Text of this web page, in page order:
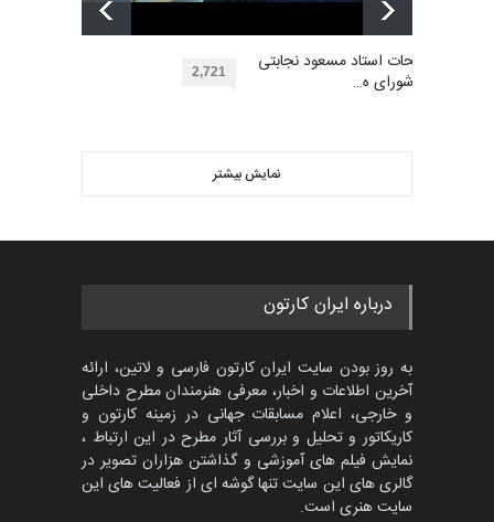
نهمین مسابقۀ بین‌المللی کارتون
آفریقا، مراکش…
مهلت
کتابخانۀ ممتا…
مسابقه بین‌المللی کارتون آیدین
دوغان، ترکیه،…
مسابقۀ بین‌المللی کارتون و
کاریکاتور «البغلی…
مهلت 3 ماه دیگر
گالری آثار منتخب کارتون های
گرگلی باکاس…
گالری حدود یک ماه قبل
توضیحات استاد مسعود نجابتی
عضو شورای ه… 2,721
نمایش بیشتر
درباره ایران کارتون
به روز بودن سایت ایران کارتون فارسی و لاتین، ارائه
آخرین اطلاعات و اخبار، معرفی هنرمندان مطرح داخلی
و خارجی، اعلام مسابقات جهانی در زمینه کارتون و
کاریکاتور و تحلیل و بررسی آثار مطرح در این ارتباط ،
نمایش فیلم های آموزشی و گذاشتن هزاران تصویر در
گالری های این سایت تنها گوشه ای از فعالیت های این
سایت هنری است.